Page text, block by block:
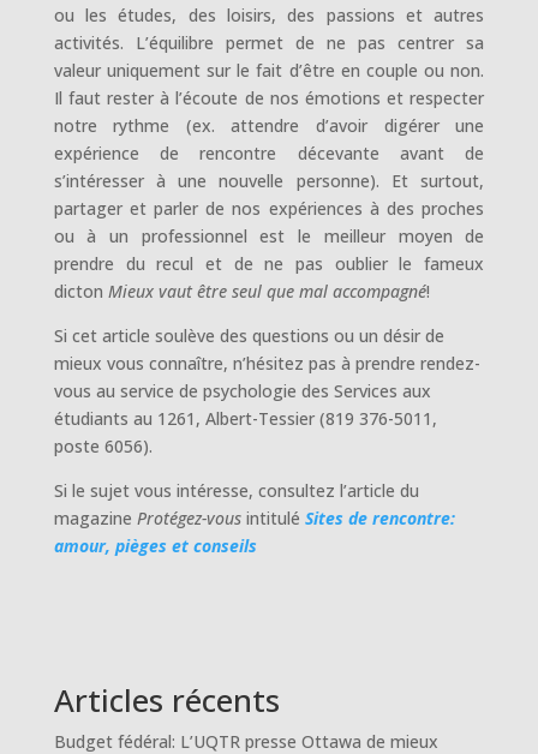
ou les études, des loisirs, des passions et autres
activités. L’équilibre permet de ne pas centrer sa
valeur uniquement sur le fait d’être en couple ou non.
Il faut rester à l’écoute de nos émotions et respecter
notre rythme (ex. attendre d’avoir digérer une
expérience de rencontre décevante avant de
s’intéresser à une nouvelle personne). Et surtout,
partager et parler de nos expériences à des proches
ou à un professionnel est le meilleur moyen de
prendre du recul et de ne pas oublier le fameux
dicton Mieux vaut être seul que mal accompagné!
Si cet article soulève des questions ou un désir de
mieux vous connaître, n’hésitez pas à prendre rendez-
vous au service de psychologie des Services aux
étudiants au 1261, Albert-Tessier (819 376-5011,
poste 6056).
Si le sujet vous intéresse, consultez l’article du
magazine Protégez-vousintitulé Sites de rencontre:
amour, pièges et conseils
Articles récents
Budget fédéral: L’UQTR presse Ottawa de mieux